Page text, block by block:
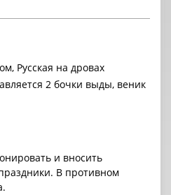
Русская на дровах
2 бочки выды, веник
и вносить
В противном